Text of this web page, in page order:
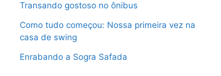
Transando gostoso no ônibus
Como tudo começou: Nossa primeira vez na
casa de swing
Enrabando a Sogra Safada